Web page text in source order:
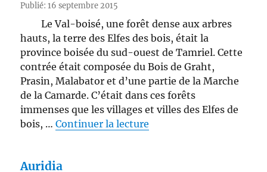
Publié: 16 septembre 2015
Le Val-boisé, une forêt dense aux arbres
hauts, la terre des Elfes des bois, était la
province boisée du sud-ouest de Tamriel. Cette
contrée était composée du Bois de Graht,
Prasin, Malabator et d’une partie de la Marche
de la Camarde. C’était dans ces forêts
immenses que les villages et villes des Elfes de
bois, …Continuer la lecture
Auridia